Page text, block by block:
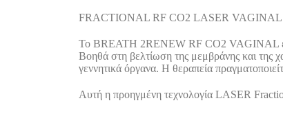
FRACTIONAL RF CO2 LASER VAGINAL
Το BREATH 2RENEW RF CO2 VAGINAL
Βοηθά στη βελτίωση της μεμβράνης και της
γεννητικά όργανα. Η θεραπεία
Αυτή η προηγμένη τεχνολογία LASER